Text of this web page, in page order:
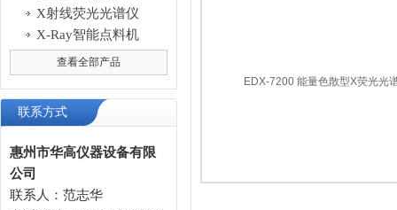
X射线荧光光谱仪
X-Ray智能点料机
查看全部产品
联系方式
惠州市华高仪器设备有限
公司
联系人：范志华